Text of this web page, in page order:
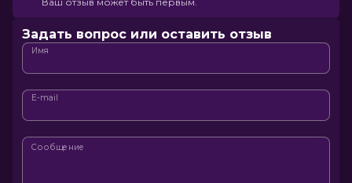
Задать вопрос или оставить отзыв
Имя
E-mail
Сообщение